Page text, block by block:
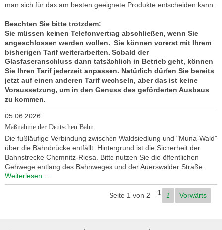
man sich für das am besten geeignete Produkte entscheiden kann.
Beachten Sie bitte trotzdem:
Sie müssen keinen Telefonvertrag abschließen, wenn Sie
angeschlossen werden wollen. Sie können vorerst mit Ihrem
bisherigen Tarif weiterarbeiten. Sobald der
Glasfaseranschluss dann tatsächlich in Betrieb geht, können
Sie Ihren Tarif jederzeit anpassen. Natürlich dürfen Sie bereits
jetzt auf einen anderen Tarif wechseln, aber das ist keine
Voraussetzung, um in den Genuss des geförderten Ausbaus
zu kommen.
05.06.2026
Maßnahme der Deutschen Bahn:
Die fußläufige Verbindung zwischen Waldsiedlung und "Muna-Wald"
über die Bahnbrücke entfällt. Hintergrund ist die Sicherheit der
Bahnstrecke Chemnitz-Riesa. Bitte nutzen Sie die öffentlichen
Gehwege entlang des Bahnweges und der Auerswalder Straße.
Weiterlesen …
der
Seite 1 von 2 1 2 Vorwärts